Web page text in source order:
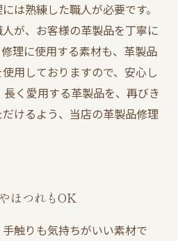
は熟練した職人が必要です。
が、お客様の革製品を丁寧に
理に使用する素材も、革製品
用しておりますので、安心し
く愛用する革製品を、再びき
けるよう、当店の革製品修理
ほつれもOK
触りも気持ちがいい素材で